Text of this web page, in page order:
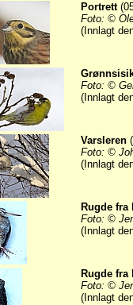
Portrett
Foto: ©
(Innlagt
Foto: ©
(Innlagt
Varsleren
Foto: ©
(Innlagt
Rugde fra
Foto: ©
(Innlagt
Rugde fra
Foto: ©
(Innlagt